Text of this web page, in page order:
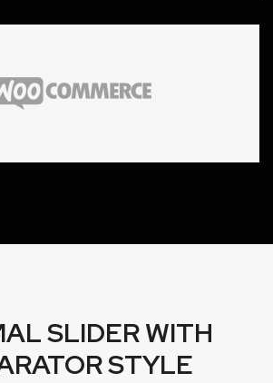
SLIDER WITH
STYLE